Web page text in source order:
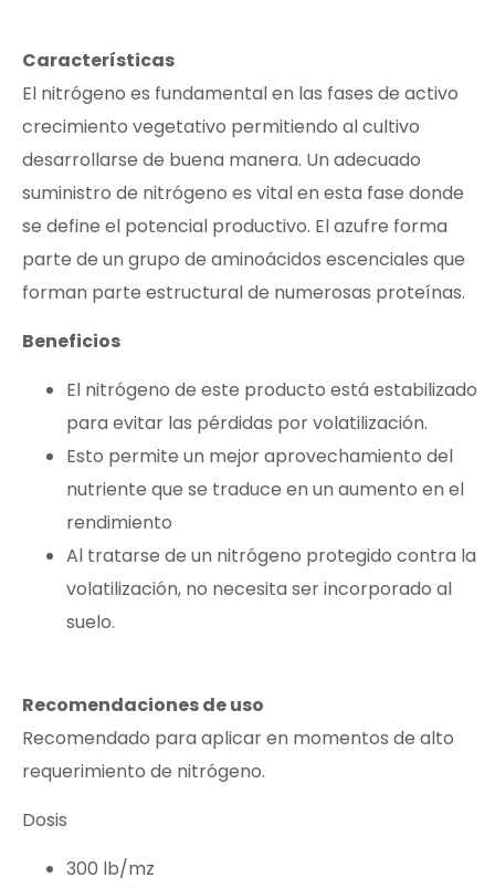
Características
El nitrógeno es fundamental en las fases de activo
crecimiento vegetativo permitiendo al cultivo
desarrollarse de buena manera. Un adecuado
suministro de nitrógeno es vital en esta fase donde
se define el potencial productivo. El azufre forma
parte de un grupo de aminoácidos escenciales que
forman parte estructural de numerosas proteínas.
Beneficios
El nitrógeno de este producto está estabilizado
para evitar las pérdidas por volatilización.
Esto permite un mejor aprovechamiento del
nutriente que se traduce en un aumento en el
rendimiento
Al tratarse de un nitrógeno protegido contra la
volatilización, no necesita ser incorporado al
suelo.
Recomendaciones de uso
Recomendado para aplicar en momentos de alto
requerimiento de nitrógeno.
Dosis
300 lb/mz